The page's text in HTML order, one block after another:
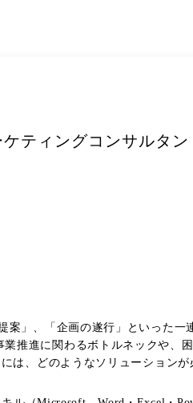
ティングコンサルタン
」、「企画の遂行」といった一
、どのようなソリューション
の調整・手配 ・案件の推進ディ